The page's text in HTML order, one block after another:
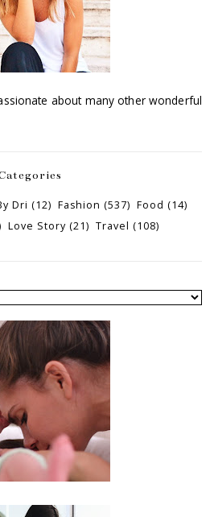
about many other wonderful
Dri (12) Fashion (537) Food (14)
Love Story (21) Travel (108)